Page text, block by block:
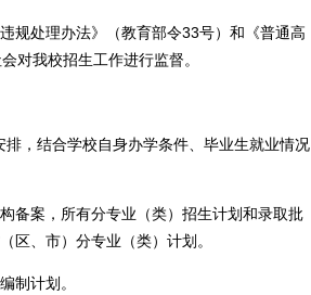
处理办法》（教育部令33号）和《普通高
对我校招生工作进行监督。
，结合学校自身办学条件、毕业生就业情况
案，所有分专业（类）招生计划和录取批
区、市）分专业（类）计划。
制计划。